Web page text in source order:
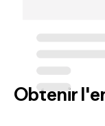
Obtenir